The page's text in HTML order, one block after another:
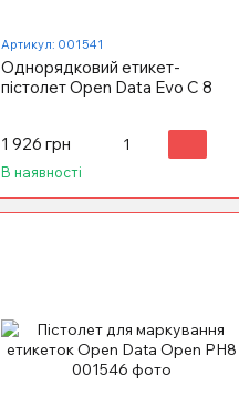
Артикул: 001541
Однорядковий етикет-
пістолет Open Data Evo C 8
1 926 грн
В наявності